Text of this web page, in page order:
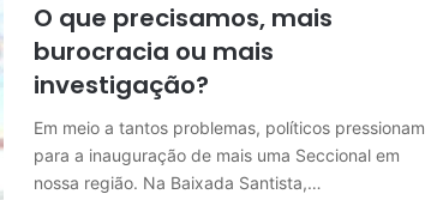
O que precisamos, mais
burocracia ou mais
investigação?
Em meio a tantos problemas, políticos pressionam
para a inauguração de mais uma Seccional em
nossa região. Na Baixada Santista,…